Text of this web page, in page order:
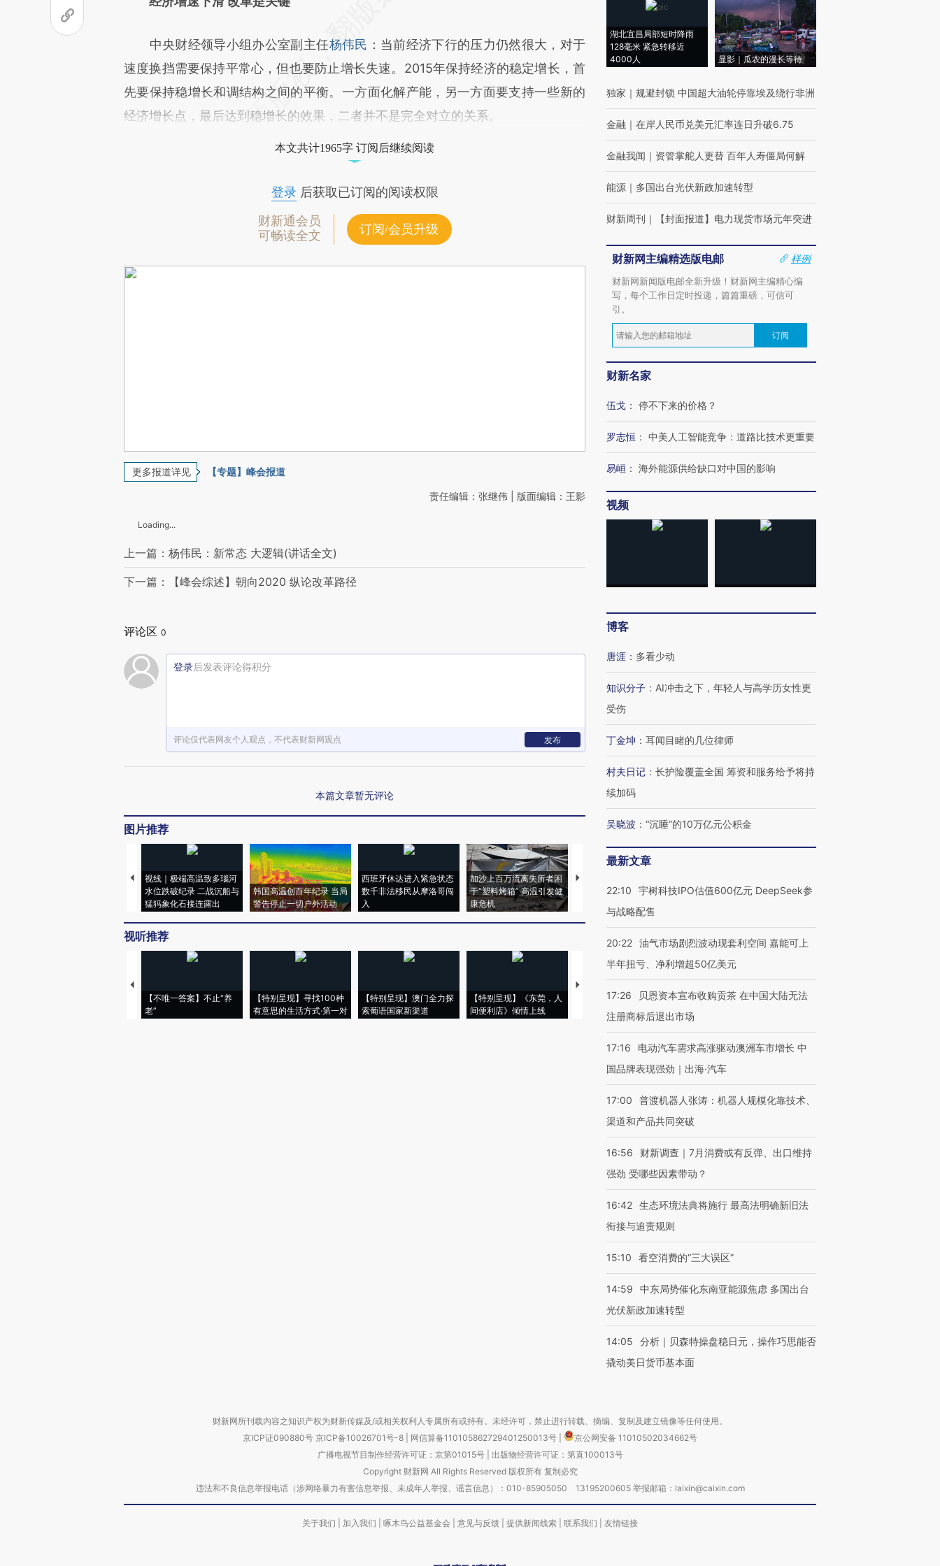
中央财经领导小组办公室副主任杨伟民 ：当前经济下行的压力仍然很大，对于
速度换挡需要保持平常心，但也要防止增长失速。2015年保持经济的稳定增长，首
先要保持稳增长和调结构之间的平衡。一方面化解产能，另一方面要支持一些新的
经济增长点，最后达到稳增长的效果，二者并不是完全对立的关系。
本文共计1965字 订阅后继续阅读
登录后获取已订阅的阅读权限
财新通会员
可畅读全文
订阅/会员升级
更多报道详见 【专题】峰会报道
责任编辑：张继伟 | 版面编辑：王影
Loading...
上一篇：杨伟民：新常态 大逻辑(讲话全文)
下一篇：【峰会综述】朝向2020 纵论改革路径
评论区 0
登录后发表评论得积分
评论仅代表网友个人观点，不代表财新网观点 发布
本篇文章暂无评论
图片推荐
视线｜极端高温致多瑙河
水位跌破纪录 二战沉船与
猛犸象化石接连露出
韩国高温创百年纪录 当局
警告停止一切户外活动
西班牙休达进入紧急状态
数千非法移民从摩洛哥闯
入
加沙上百万流离失所者困
于“塑料烤箱” 高温引发健
康危机
视线｜HYROX的吸金
术：是什么让中产们甘
粒摇头丸 尿检体内含3种
度Z世代 用街头抗争将教
视听推荐
【不唯一答案】不止“养
老”
【特别呈现】寻找100种
有意思的生活方式·第一对
【特别呈现】澳门全力探
索葡语国家新渠道
【特别呈现】《东莞，人
间便利店》倾情上线
【推广】走进第四届链博
会，让数智科技“链”接产
【特别呈现】寻找100种
有意思的生活方式·第三对
CFO：不靠规模取胜，华
湖北宜昌局部短时降雨
128毫米 紧急转移近
4000人
显影｜瓜农的漫长等待
独家 ｜ 规避封锁 中国超大油轮停靠埃及绕行非洲
金融 ｜ 在岸人民币兑美元汇率连日升破6.75
金融我闻 ｜ 资管掌舵人更替 百年人寿僵局何解
能源 ｜ 多国出台光伏新政加速转型
财新周刊 ｜ 【封面报道】电力现货市场元年突进
财新网主编精选版电邮
样例
财新网新闻版电邮全新升级！财新网主编精心编
写，每个工作日定时投递，篇篇重磅，可信可
引。
订阅
财新名家
伍戈 ： 停不下来的价格？
罗志恒 ： 中美人工智能竞争：道路比技术更重要
易峘 ： 海外能源供给缺口对中国的影响
视频
博客
唐涯 ： 多看少动
知识分子 ： AI冲击之下，年轻人与高学历女性更
受伤
丁金坤 ： 耳闻目睹的几位律师
村夫日记 ： 长护险覆盖全国 筹资和服务给予将持
续加码
吴晓波 ： “沉睡”的10万亿元公积金
最新文章
22:10
宇树科技IPO估值600亿元 DeepSeek参
与战略配售
20:22 油气市场剧烈波动现套利空间 嘉能可上
半年扭亏、净利增超50亿美元
17:26
贝恩资本宣布收购贡茶 在中国大陆无法
注册商标后退出市场
17:16
电动汽车需求高涨驱动澳洲车市增长 中
国品牌表现强劲｜出海·汽车
17:00
普渡机器人张涛：机器人规模化靠技术、
渠道和产品共同突破
16:56
财新调查｜7月消费或有反弹、出口维持
强劲 受哪些因素带动？
16:42 生态环境法典将施行 最高法明确新旧法
衔接与追责规则
15:10 看空消费的“三大误区”
14:59
中东局势催化东南亚能源焦虑 多国出台
光伏新政加速转型
14:05
分析｜贝森特操盘稳日元，操作巧思能否
撬动美日货币基本面
财新网所刊载内容之知识产权为财新传媒及/或相关权利人专属所有或持有。未经许可，禁止进行转载、摘编、复制及建立镜像等任何使用。
京ICP证090880号 京ICP备10026701号-8 网信算备110105862729401250013号
京公网安备 11010502034662号
广播电视节目制作经营许可证：京第01015号| 出版物经营许可证：第直100013号
Copyright 财新网 All Rights Reserved 版权所有 复制必究
违法和不良信息举报电话（涉网络暴力有害信息举报、未成年人举报、谣言信息）：010-85905050 13195200605 举报邮箱：laixin@caixin.com
关于我们 加入我们 啄木鸟公益基金会 意见与反馈 提供新闻线索 联系我们 友情链接